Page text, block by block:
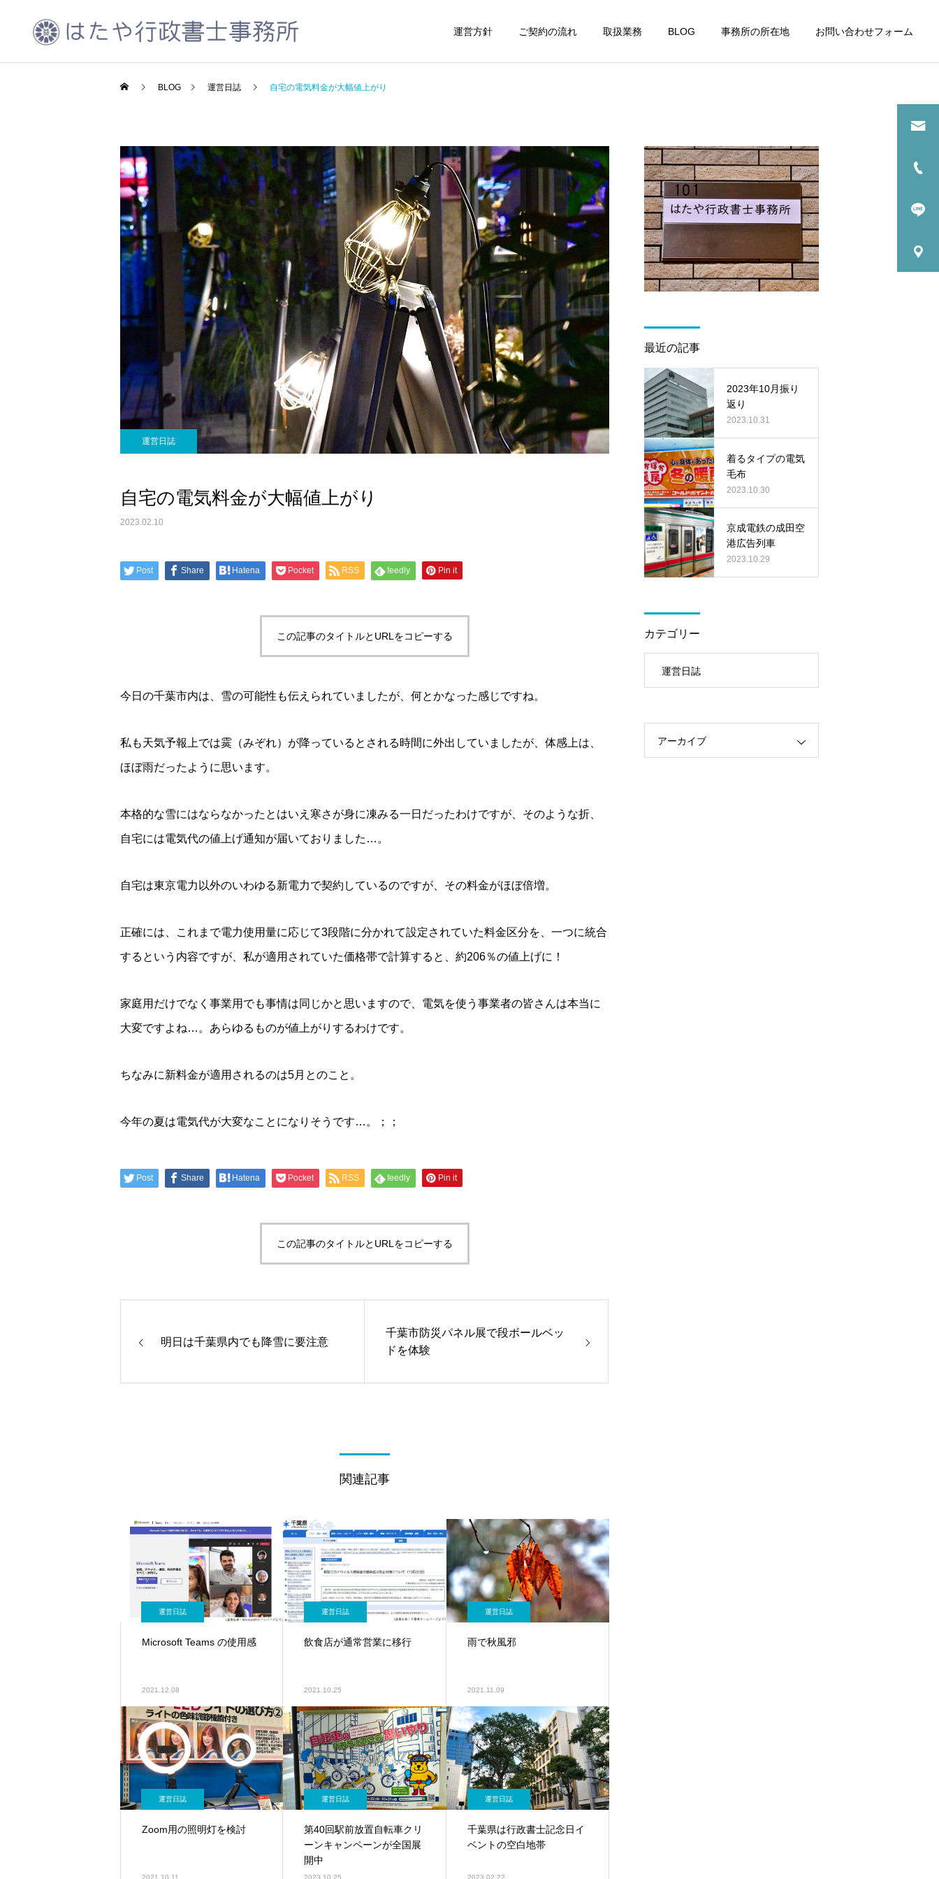
運営方針 ご契約の流れ 取扱業務 BLOG 事務所の所在地 お問い合わせフォーム
CCUS代行申請 建設業許可申請 産廃業務許可申請 古物商許可申請
会社設立 車庫証明書の申請代行
ちば中小企業生産性向
上・設備投資補助金
運営日誌
2023年10月振り返り 着るタイプの電気毛布
運営日誌
京成電鉄の成田空港広告列
車
運営日誌
整備工事が進む浜松町駅周
辺
当事務所隣のタイムズカー
が車両更新
BLOG 運営日誌 自宅の電気料金が大幅値上がり
運営日誌
自宅の電気料金が大幅値上がり
2023.02.10
Post Share Hatena Pocket RSS feedly Pin it
この記事のタイトルとURLをコピーする
今日の千葉市内は、雪の可能性も伝えられていましたが、何とかなった感じですね。
私も天気予報上では霙（みぞれ）が降っているとされる時間に外出していましたが、体感上は、
ほぼ雨だったように思います。
本格的な雪にはならなかったとはいえ寒さが身に凍みる一日だったわけですが、そのような折、
自宅には電気代の値上げ通知が届いておりました…。
自宅は東京電力以外のいわゆる新電力で契約しているのですが、その料金がほぼ倍増。
正確には、これまで電力使用量に応じて3段階に分かれて設定されていた料金区分を、一つに統合
するという内容ですが、私が適用されていた価格帯で計算すると、約206％の値上げに！
家庭用だけでなく事業用でも事情は同じかと思いますので、電気を使う事業者の皆さんは本当に
大変ですよね…。あらゆるものが値上がりするわけです。
ちなみに新料金が適用されるのは5月とのこと。
今年の夏は電気代が大変なことになりそうです…。；；
Post Share Hatena Pocket RSS feedly Pin it
この記事のタイトルとURLをコピーする
明日は千葉県内でも降雪に要注意
千葉市防災パネル展で段ボールベッ
ドを体験
関連記事
運営日誌
Microsoft Teams の使用感
2021.12.08
運営日誌
飲食店が通常営業に移行
2021.10.25
運営日誌
雨で秋風邪
2021.11.09
運営日誌
Zoom用の照明灯を検討
2021.10.11
運営日誌
第40回駅前放置自転車クリ
ーンキャンペーンが全国展
開中
2023.10.25
運営日誌
千葉県は行政書士記念日イ
ベントの空白地帯
2023.02.22
最近の記事
2023年10月振り
返り
2023.10.31
着るタイプの電気
毛布
2023.10.30
京成電鉄の成田空
港広告列車
2023.10.29
カテゴリー
運営日誌
アーカイブ